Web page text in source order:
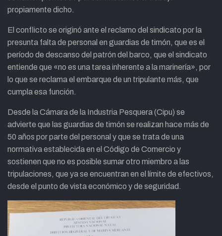
propiamente dicho.
El conflicto se originó ante el reclamo del sindicato por la
presunta falta de personal en guardias de timón, que es el
período de descanso del patrón del barco, que el sindicato
entiende que «no es una tarea inherente a la marinería», por
lo que se reclama el embarque de un tripulante más, que
cumpla esa función.
Desde la Cámara de la Industria Pesquera (Cipu) se
advierte que las guardias de timón se realizan hace más de
50 años por parte del personal y que se trata de una
normativa establecida en el Código de Comercio y
sostienen que no es posible sumar otro miembro a las
tripulaciones, que ya se encuentran en el límite de efectivos,
desde el punto de vista económico y de seguridad.